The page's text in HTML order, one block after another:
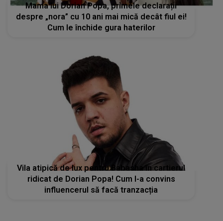
Mama lui Dorian Popa, primele declarații
despre „nora” cu 10 ani mai mică decât fiul ei!
Cum le închide gura haterilor
Vila atipică de lux pentru Babasha în cartierul
ridicat de Dorian Popa! Cum l-a convins
influencerul să facă tranzacția